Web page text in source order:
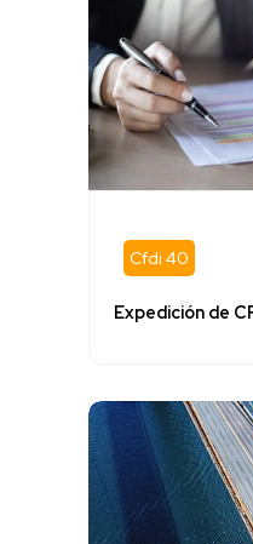
Cfdi 40
Expedición de